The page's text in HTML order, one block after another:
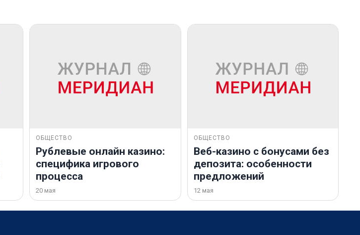
ОБЩЕСТВО
Рублевые онлайн казино:
специфика игрового
процесса
20 мая
ОБЩЕСТВО
Веб-казино с бонусами без
депозита: особенности
предложений
12 мая